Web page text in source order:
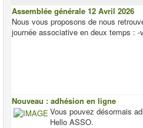
Assemblée générale 12 Avril 2026
Nous vous proposons de nous
journée associative en deux temps :
Nouveau : adhésion en ligne
Vous pouvez désormais
Hello ASSO.